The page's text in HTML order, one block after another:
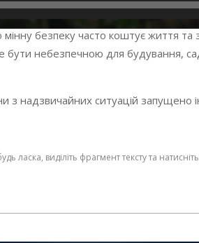
мінну безпеку часто коштує життя
бути небезпечною для будування,
надзвичайних ситуацій запущено
ласка, виділіть фрагмент тексту та натисніть